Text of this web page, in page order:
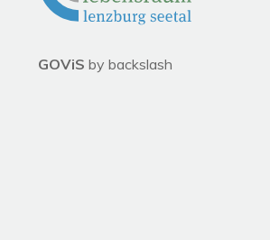
GOViS by backslash